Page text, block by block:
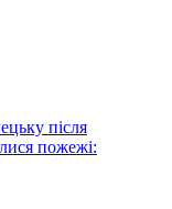
після
пожежі: